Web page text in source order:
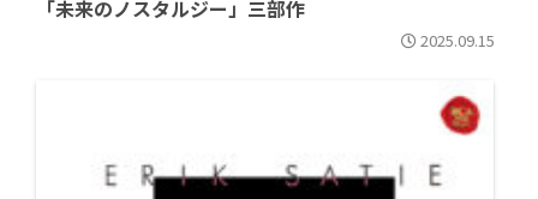
「未来のノスタルジー」三部作
2025.09.15